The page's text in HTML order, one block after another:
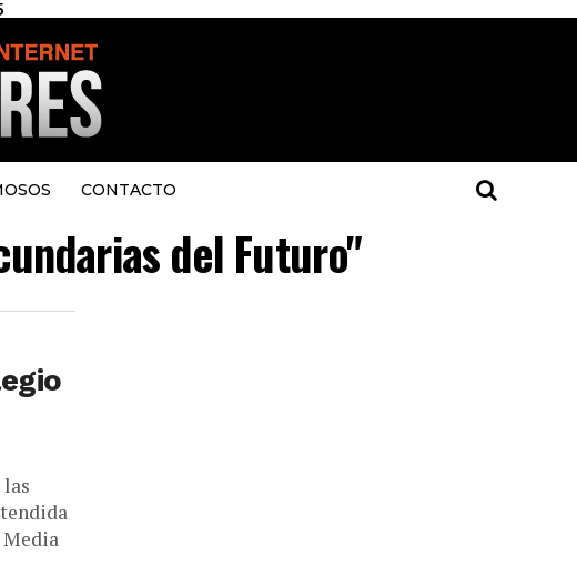
CONTACTO
del Futuro"
Media